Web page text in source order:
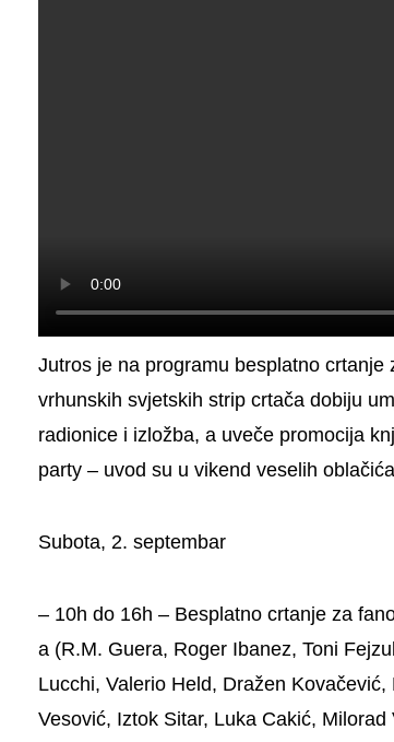
Jutros je na programu besplatno
vrhunskih svjetskih strip crtača dobiju
radionice i izložba, a uveče promocija
party – uvod su u vikend veselih
Subota, 2. septembar
– 10h do 16h – Besplatno crtanje za
a (R.M. Guera, Roger Ibanez, Toni
Lucchi, Valerio Held, Dražen
Vesović, Iztok Sitar, Luka Cakić,